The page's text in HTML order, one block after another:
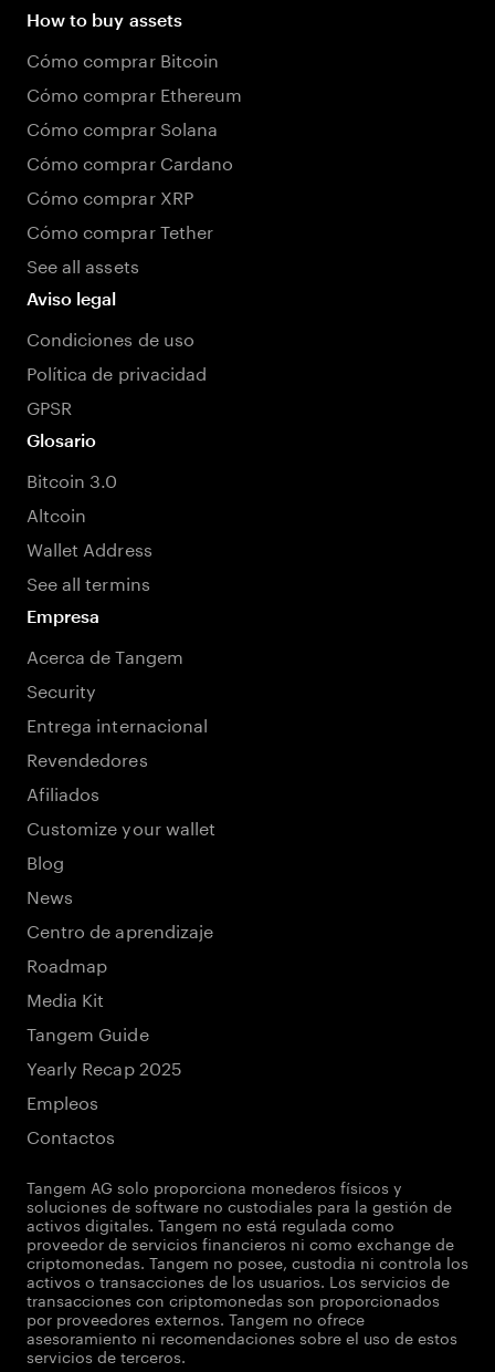
How to buy assets
Cómo comprar Bitcoin
Cómo comprar Ethereum
Cómo comprar Solana
Cómo comprar Cardano
Cómo comprar XRP
Cómo comprar Tether
See all assets
Aviso legal
Condiciones de uso
Política de privacidad
GPSR
Glosario
Bitcoin 3.0
Altcoin
Wallet Address
See all termins
Empresa
Acerca de Tangem
Security
Entrega internacional
Revendedores
Afiliados
Customize your wallet
Blog
News
Centro de aprendizaje
Roadmap
Media Kit
Tangem Guide
Yearly Recap 2025
Empleos
Contactos
Tangem AG solo proporciona monederos físicos y
soluciones de software no custodiales para la gestión de
activos digitales. Tangem no está regulada como
proveedor de servicios financieros ni como exchange de
criptomonedas. Tangem no posee, custodia ni controla los
activos o transacciones de los usuarios. Los servicios de
transacciones con criptomonedas son proporcionados
por proveedores externos. Tangem no ofrece
asesoramiento ni recomendaciones sobre el uso de estos
servicios de terceros.